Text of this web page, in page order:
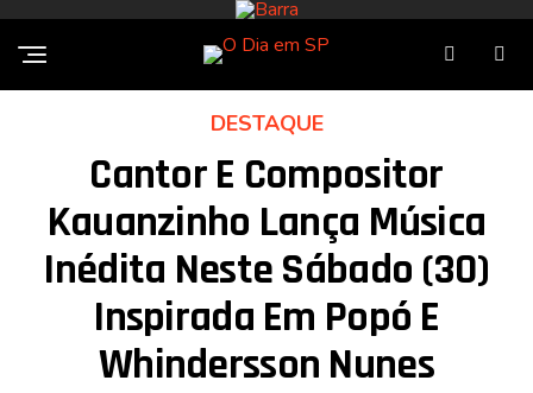
DESTAQUE
Cantor E Compositor
Kauanzinho Lança Música
Inédita Neste Sábado (30)
Inspirada Em Popó E
Whindersson Nunes